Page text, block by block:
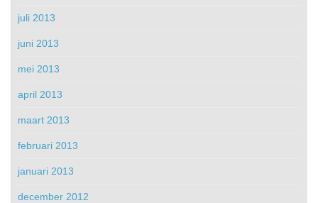
juli 2013
juni 2013
mei 2013
april 2013
maart 2013
februari 2013
januari 2013
december 2012